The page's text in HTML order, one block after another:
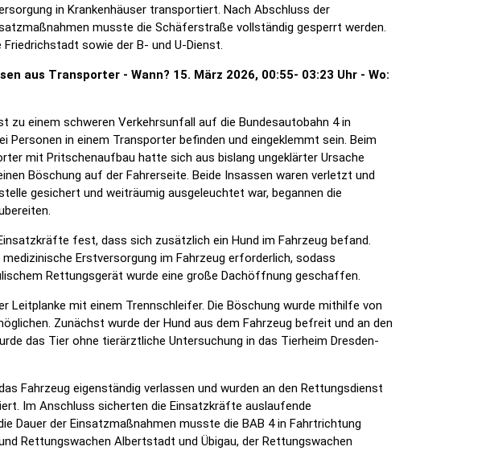
in Krankenhäuser transportiert. Nach Abschluss der
musste die Schäferstraße vollständig gesperrt werden.
sowie der B- und U-Dienst.
aus Transporter - Wann? 15. März 2026, 00:55- 03:23 Uhr - Wo:
zu einem schweren Verkehrsunfall auf die Bundesautobahn 4 in
in einem Transporter befinden und eingeklemmt sein. Beim
mit Pritschenaufbau hatte sich aus bislang ungeklärter Ursache
Böschung auf der Fahrerseite. Beide Insassen waren verletzt und
gesichert und weiträumig ausgeleuchtet war, begannen die
fest, dass sich zusätzlich ein Hund im Fahrzeug befand.
Erstversorgung im Fahrzeug erforderlich, sodass
Rettungsgerät wurde eine große Dachöffnung geschaffen.
mit einem Trennschleifer. Die Böschung wurde mithilfe von
Zunächst wurde der Hund aus dem Fahrzeug befreit und an den
das Tier ohne tierärztliche Untersuchung in das Tierheim Dresden-
Fahrzeug eigenständig verlassen und wurden an den Rettungsdienst
Im Anschluss sicherten die Einsatzkräfte auslaufende
Dauer der Einsatzmaßnahmen musste die BAB 4 in Fahrtrichtung
Rettungswachen Albertstadt und Übigau, der Rettungswachen